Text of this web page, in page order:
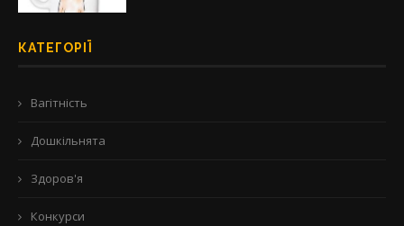
КАТЕГОРІЇ
Вагітність
Дошкільнята
Здоров'я
Конкурси